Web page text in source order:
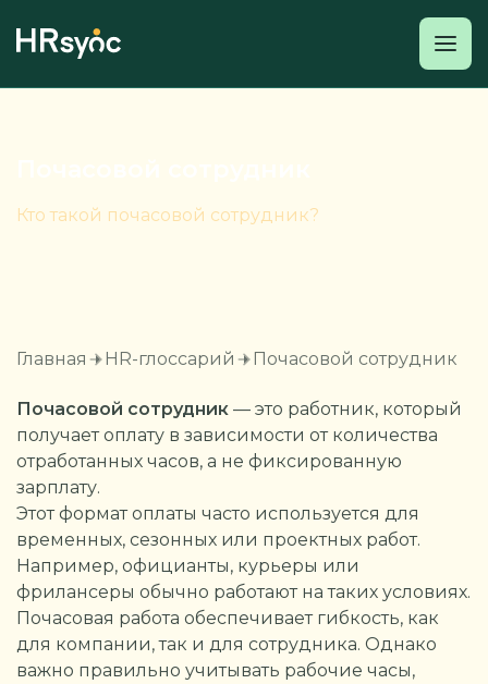
Кто такой почасовой сотрудник?
Главная HR-глоссарий Почасовой сотрудник
Почасовой сотрудник — это работник, который
получает оплату в зависимости от количества
отработанных часов, а не фиксированную
зарплату.
Этот формат оплаты часто используется для
временных, сезонных или проектных работ.
Например, официанты, курьеры или
фрилансеры обычно работают на таких условиях.
Почасовая работа обеспечивает гибкость, как
для компании, так и для сотрудника. Однако
важно правильно учитывать рабочие часы,